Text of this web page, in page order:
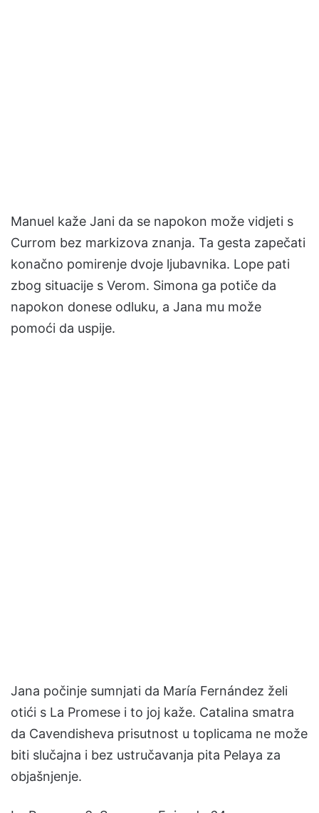
Manuel kaže Jani da se napokon može vidjeti s
Currom bez markizova znanja. Ta gesta zapečati
konačno pomirenje dvoje ljubavnika. Lope pati
zbog situacije s Verom. Simona ga potiče da
napokon donese odluku, a Jana mu može
pomoći da uspije.
Jana počinje sumnjati da María Fernández želi
otići s La Promese i to joj kaže. Catalina smatra
da Cavendisheva prisutnost u toplicama ne može
biti slučajna i bez ustručavanja pita Pelaya za
objašnjenje.